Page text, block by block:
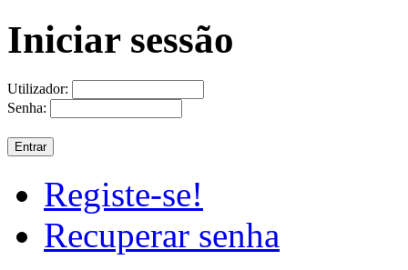
Iniciar sessão
Utilizador:
Senha:
Registe-se!
Recuperar senha